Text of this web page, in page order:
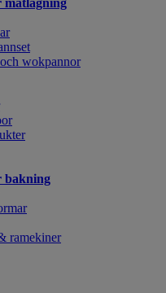
matlagning
wokpannor
bakning
ramekiner